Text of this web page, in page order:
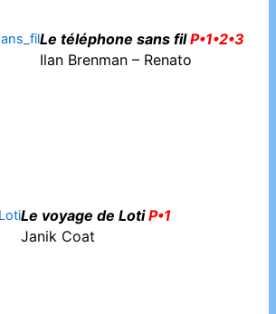
Le téléphone sans filP•1•2•3
Ilan Brenman – Renato
Le voyage de LotiP•1
Janik Coat